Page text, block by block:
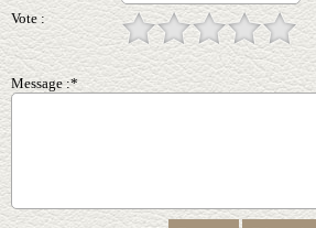
Vote :
Message :*